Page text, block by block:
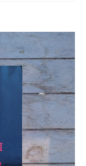
No
good
deeds